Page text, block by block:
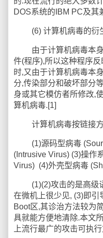
DOS系统的IBM PC及其
(6) 计算机病毒的衍
由于计算机病毒本身
件(程序),所以这种程序
时,又由于计算机病毒本
分,传染部分和破坏部分
身或其它模仿者所修改,
算机病毒.[1]
计算机病毒按链接方
(1)源码型病毒
(Intrusive Virus) (3)操作
Virus) (4)外壳型病毒
(1)(2)攻击的是高级语
在微机上很少见, (3)即引
Boot区,其诊治方法较为
具就能方便地清除.本文
上流行最广的攻击可执